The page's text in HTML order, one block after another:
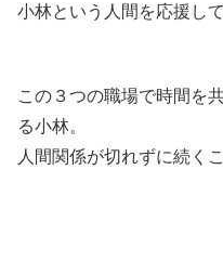
小林という人間を応援して
この３つの職場で時間を
る小林。
人間関係が切れずに続く